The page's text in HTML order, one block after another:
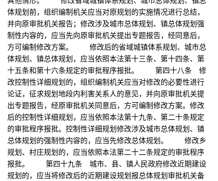
体规划前，组织编制机关应当对原规划的实施情况进行总结，
并向原审批机关报告；修改涉及城市总体规划、镇总体规划强
制性内容的，应当先向原审批机关提出专题报告，经同意后，
方可编制修改方案。 修改后的省域城镇体系规划、城市总
体规划、镇总体规划，应当依照本法第十三条、第十四条、第
十五条和第十六条规定的审批程序报批。 第四十八条 修
改控制性详细规划的，组织编制机关应当对修改的必要性进行
论证，征求规划地段内利害关系人的意见，并向原审批机关提
出专题报告，经原审批机关同意后，方可编制修改方案。修改
后的控制性详细规划，应当依照本法第十九条、第二十条规定
的审批程序报批。控制性详细规划修改涉及城市总体规划、镇
总体规划的强制性内容的，应当先修改总体规划。 修改乡
规划、村庄规划的，应当依照本法第二十二条规定的审批程序
报批。 第四十九条 城市、县、镇人民政府修改近期建设
规划的，应当将修改后的近期建设规划报总体规划审批机关备